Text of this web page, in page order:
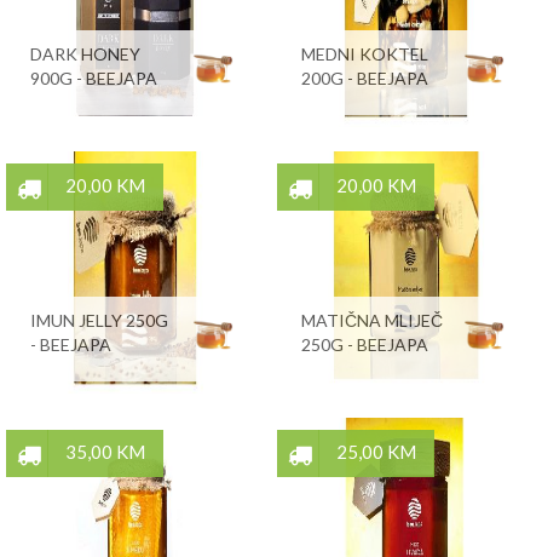
DARK HONEY
900G - BEEJAPA
MEDNI KOKTEL
200G - BEEJAPA
20,00 KM
IMUN JELLY 250G
- BEEJAPA
20,00 KM
MATIČNA MLIJEČ
250G - BEEJAPA
35,00 KM 25,00 KM